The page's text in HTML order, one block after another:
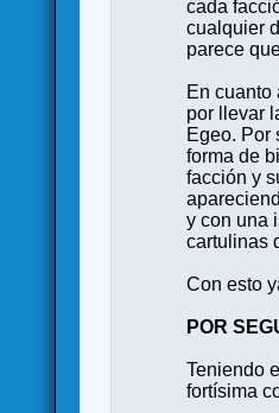
cada
cualquier
parece
En cuanto
por llevar
Egeo. Por
forma de
facción y
y con una
cartulinas
Con esto
POR
Teniendo
fortísima